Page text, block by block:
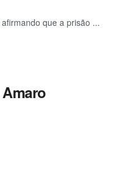
que a prisão ...